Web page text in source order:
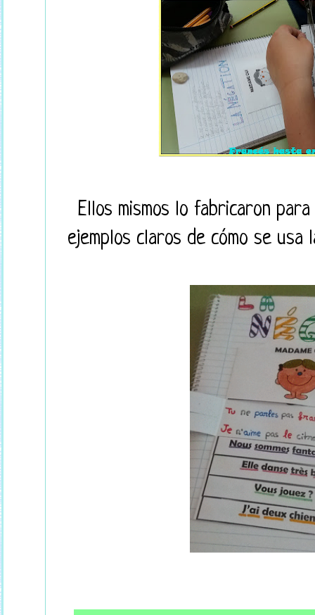
Ellos mismos lo fabricaron
ejemplos claros de cómo se usa